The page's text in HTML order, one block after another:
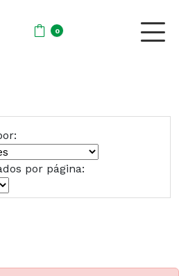
0
por página: